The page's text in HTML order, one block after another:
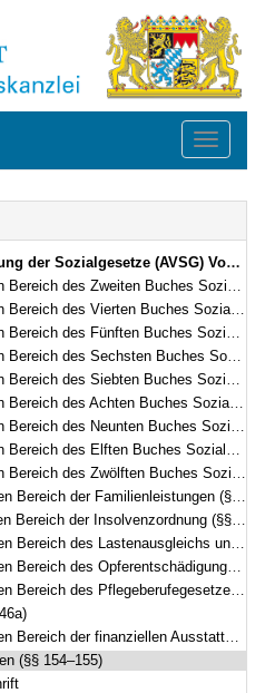
Toggle
2. Dezember 2008 (GVBl. S. 912, 982) BayRS 86-8-A/G (§§ 1–155)
Zweiten Buches Sozialgesetzbuch (§§ 1–2)
– Gemeinsame Vorschriften für die Sozialversicherung – (§§ 5–5f)
Sozialgesetzbuch – Gesetzliche Krankenversicherung – (§§ 6–10)
Bereich des Gesetzes über die Alterssicherung der Landwirte und des Gesetzes zur Förderung der Einstellung der landwirtschaftlichen Erwerbstätigkeit (§§ 11–15)
Sozialgesetzbuch – Gesetzliche Unfallversicherung – (§§ 16–21)
und Jugendhilfe – und für weitere Regelungen des Kinder- und Jugendhilferechts (§§ 22–40f)
– Rehabilitation und Teilhabe Menschen mit Behinderungen – (§§ 41–41h)
Sozialgesetzbuch – Soziale Pflegeversicherung – (§§ 42–94)
Buches Sozialgesetzbuch – Sozialhilfe – (§§ 98–101)
der Familienleistungen (§§ 102–103)
der Insolvenzordnung (§§ 104–113)
und des Flüchtlingswesens (§§ 114–133a)
Opferentschädigungsgesetzes (§§ 134–135)
des Pflegeberufegesetzes (§§ 136–146)
Betreuungsvereinen zur Wahrnehmung von Querschnittsaufgaben (§§ 147–153)
(§§ 154–155)